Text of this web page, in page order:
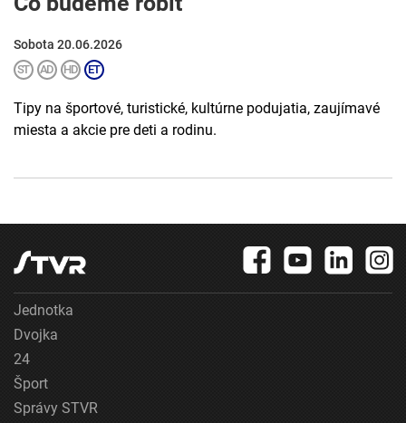
Sobota 20.06.2026
Tipy na športové, turistické, kultúrne podujatia, zaujímavé
miesta a akcie pre deti a rodinu.
Jednotka
Dvojka
24
Šport
Správy STVR